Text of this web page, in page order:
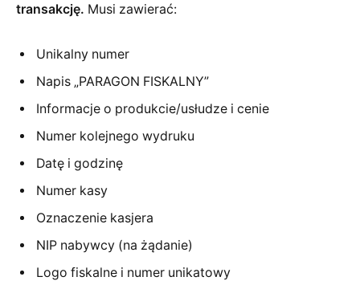
transakcję. Musi zawierać:
Unikalny numer
Napis „PARAGON FISKALNY”
Informacje o produkcie/usłudze i cenie
Numer kolejnego wydruku
Datę i godzinę
Numer kasy
Oznaczenie kasjera
NIP nabywcy (na żądanie)
Logo fiskalne i numer unikatowy